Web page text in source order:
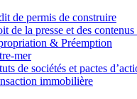
de permis de construire
de la presse et des
& Préemption
mer
de sociétés et pactes
immobilière